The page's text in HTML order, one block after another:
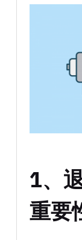
1、
重要